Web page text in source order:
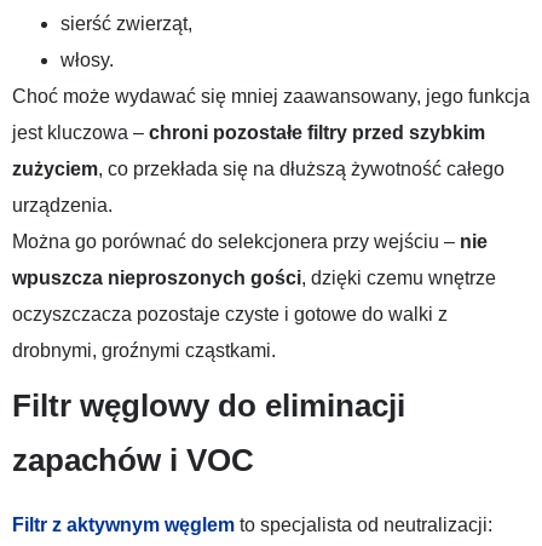
sierść zwierząt,
włosy.
Choć może wydawać się mniej zaawansowany, jego funkcja
jest kluczowa – chroni pozostałe filtry przed szybkim
zużyciem, co przekłada się na dłuższą żywotność całego
urządzenia.
Można go porównać do selekcjonera przy wejściu – nie
wpuszcza nieproszonych gości, dzięki czemu wnętrze
oczyszczacza pozostaje czyste i gotowe do walki z
drobnymi, groźnymi cząstkami.
Filtr węglowy do eliminacji
zapachów i VOC
Filtr z aktywnym węglem to specjalista od neutralizacji: